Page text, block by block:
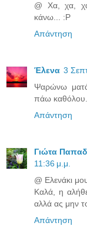
@ Χα, χα,
κάνω... :P
Απάντηση
Έλενα 3
Ψαρώνω
πάω καθόλου...
Απάντηση
Γιώτα
11:36 μ.μ.
@ Ελενάκι
Καλά, η
αλλά ας μην
Απάντηση